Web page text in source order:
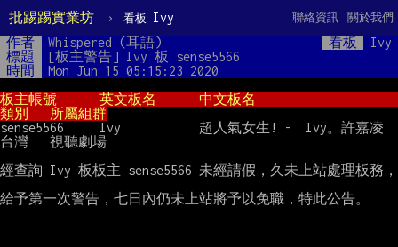
批踢踢實業坊 › 看板 Ivy 關於我們
聯絡資訊
作者 Whispered (耳語) 看板
Ivy
標題
[板主警告] Ivy 板 sense5566
時間
Mon Jun 15 05:15:23 2020
板主帳號      英文板名      中文板名
類別   所屬組群
sense5566     Ivy           超人氣女生! -  Ivy。許嘉凌
台灣   視聽劇場
經查詢 Ivy 板板主 sense5566 未經請假，久未上站處理板務，
給予第一次警告，七日內仍未上站將予以免職，特此公告。